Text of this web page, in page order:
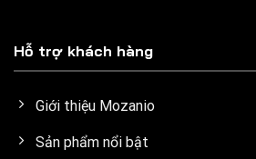
Hỗ trợ khách hàng
Giới thiệu Mozanio
Sản phẩm nổi bật